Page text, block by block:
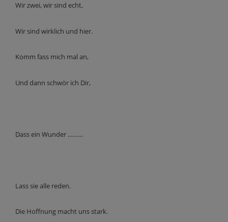
Wir zwei, wir sind echt,
Wir sind wirklich und hier.
Komm fass mich mal an,
Und dann schwör ich Dir,
Dass ein Wunder ………
Lass sie alle reden.
Die Hoffnung macht uns stark.